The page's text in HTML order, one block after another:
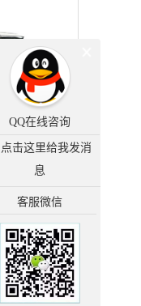
QQ在线咨询
客服微信